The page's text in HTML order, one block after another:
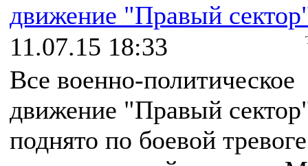
движение "Правый
11.07.15 18:33
Все военно-политическое
движение "Правый
поднято по боевой